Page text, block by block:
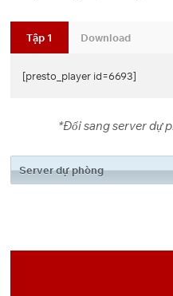
Tập 1 Download
[presto_player id=6693]
Tập Link #1
1
*Đổi sang server dự
Server dự phòng